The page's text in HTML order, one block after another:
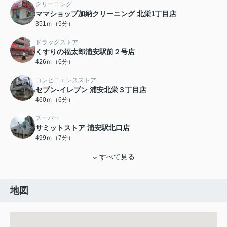
クリーニング
ママショップ加納クリーニング 北栄1丁目店
351ｍ（5分）
ドラッグストア
くすりの福太郎浦安駅前２号店
426ｍ（6分）
コンビニエンスストア
セブン-イレブン 浦安北栄３丁目店
460ｍ（6分）
スーパー
サミットストア 浦安駅北口店
499ｍ（7分）
すべて見る
地図